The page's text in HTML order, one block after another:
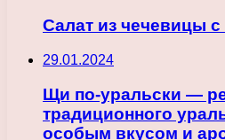
Салат из чечевицы
29.01.2024
Щи по-уральски —
традиционного
особым вкусом и